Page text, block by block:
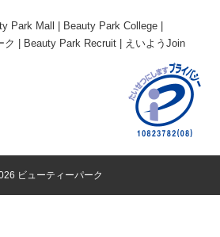
Park Mall
Beauty Park College
ク
Beauty Park Recruit えいようJoin
ビューティーパーク